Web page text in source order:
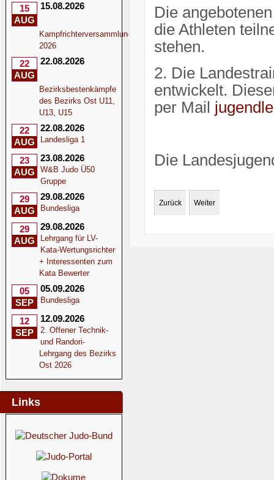
15
AUG
15.08.2026
Kampfrichterversammlung
2026
22
AUG
22.08.2026
Bezirksbestenkämpfe
des Bezirks Ost U11,
U13, U15
22
AUG
22.08.2026
Landesliga 1
23
AUG
23.08.2026
W&B Judo Ü50
Gruppe
29
AUG
29.08.2026
Bundesliga
29
AUG
29.08.2026
Lehrgang für LV-
Kata-Wertungsrichter
+ Interessenten zum
Kata Bewerter
05
SEP
05.09.2026
Bundesliga
12
SEP
12.09.2026
2. Offener Technik-
und Randori-
Lehrgang des Bezirks
Ost 2026
Links
Die
die Athleten
stehen.
2. Die
entwickelt.
per Mail
Die
Zurück Weiter